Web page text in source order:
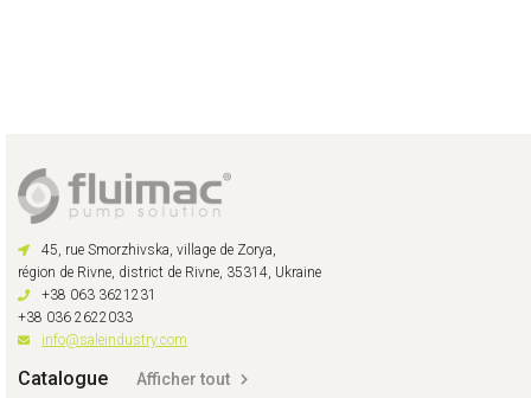
45, rue Smorzhivska, village de Zorya,
région de Rivne, district de Rivne, 35314, Ukraine
+38 063 3621231
+38 036 2622033
info@saleindustry.com
Catalogue Afficher tout